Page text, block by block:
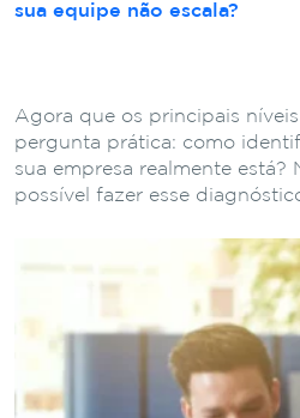
sua equipe não escala?
Agora que os principais
pergunta prática: como
sua empresa realmente
possível fazer esse